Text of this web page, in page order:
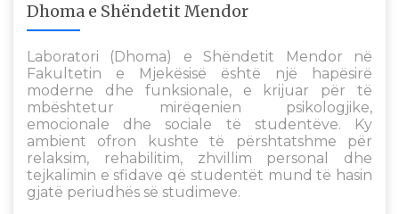
Dhoma e Shëndetit Mendor
Laboratori (Dhoma) e Shëndetit Mendor në
Fakultetin e Mjekësisë është një hapësirë
moderne dhe funksionale, e krijuar për të
mbështetur mirëqenien psikologjike,
emocionale dhe sociale të studentëve. Ky
ambient ofron kushte të përshtatshme për
relaksim, rehabilitim, zhvillim personal dhe
tejkalimin e sfidave që studentët mund të hasin
gjatë periudhës së studimeve.